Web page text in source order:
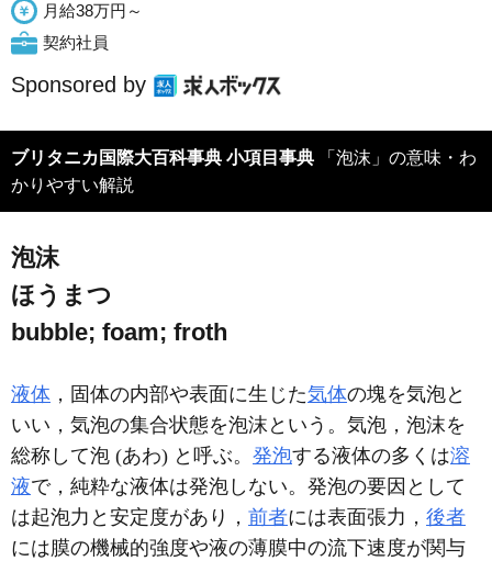
月給38万円～
契約社員
Sponsored by
ブリタニカ国際大百科事典 小項目事典
かりやすい解説
泡沫
ほうまつ
bubble; foam; froth
液体 ，固体の内部や表面に生じた気体の塊を気泡と
いい，気泡の集合状態を泡沫という。気泡，泡沫を
総称して泡 (あわ) と呼ぶ。 発泡する液体の多くは溶
液で，純粋な液体は発泡しない。発泡の要因として
は起泡力と安定度があり， 前者には表面張力， 後者
には膜の機械的強度や液の薄膜中の流下速度が関与